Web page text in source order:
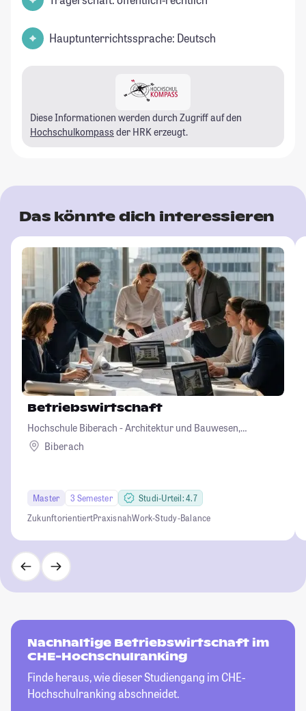
Hauptunterrichtssprache: Deutsch
Diese Informationen werden durch Zugriff auf den
Hochschulkompass der HRK erzeugt.
Das könnte dich interessieren
Betriebswirtschaft
Hochschule Biberach - Architektur und Bauwesen,
Betriebswirtschaft und Biotechnologie
Biberach
Master 3 Semester
Studi-Urteil: 4.7
ZukunftorientiertPraxisnahWork-Study-Balance
Nachhaltige Betriebswirtschaft im
CHE-Hochschulranking
Finde heraus, wie dieser Studiengang im CHE-
Hochschulranking abschneidet.